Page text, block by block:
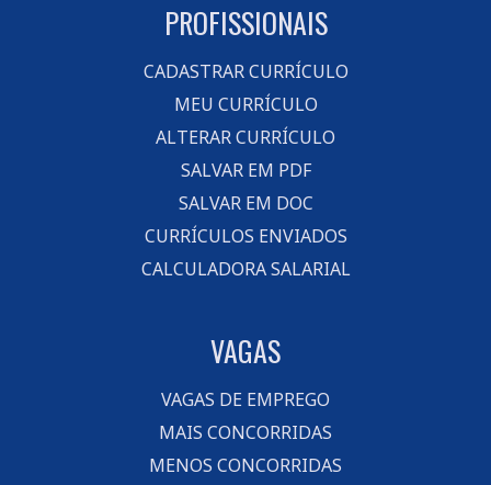
PROFISSIONAIS
CADASTRAR CURRÍCULO
MEU CURRÍCULO
ALTERAR CURRÍCULO
SALVAR EM PDF
SALVAR EM DOC
CURRÍCULOS ENVIADOS
CALCULADORA SALARIAL
VAGAS
VAGAS DE EMPREGO
MAIS CONCORRIDAS
MENOS CONCORRIDAS